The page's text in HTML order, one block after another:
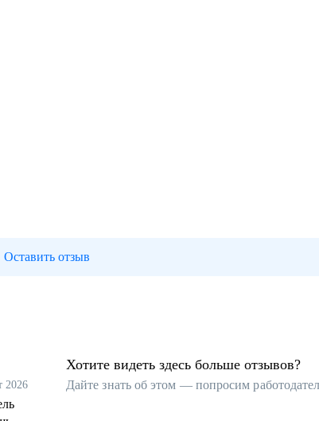
Оставить отзыв
2026
Хотите видеть здесь больше отзывов?
Дайте знать об этом — попросим